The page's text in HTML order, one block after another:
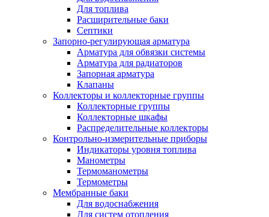
Для топлива
Расширительные баки
Септики
Запорно-регулирующая арматура
Арматура для обвязки системы
Арматура для радиаторов
Запорная арматура
Клапаны
Коллекторы и коллекторные группы
Коллекторные группы
Коллекторные шкафы
Распределительные коллекторы
Контрольно-измерительные приборы
Индикаторы уровня топлива
Манометры
Термоманометры
Термометры
Мембранные баки
Для водоснабжения
Для систем отопления